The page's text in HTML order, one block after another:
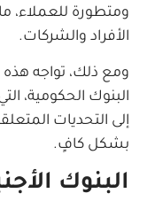
ومتطورة للعملاء،
الأفراد والشركات.
ومع ذلك، تواجه
البنوك الحكومية،
إلى التحديات
بشكل كافٍ.
البنوك